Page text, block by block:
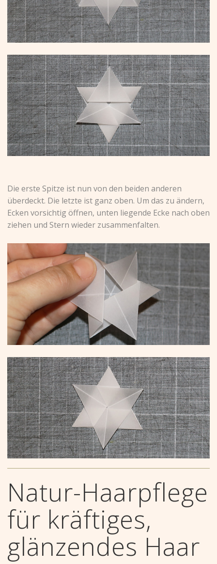
Die erste Spitze ist nun von den beiden anderen
überdeckt. Die letzte ist ganz oben. Um das zu ändern,
Ecken vorsichtig öffnen, unten liegende Ecke nach oben
ziehen und Stern wieder zusammenfalten.
Natur-Haarpflege
für kräftiges,
glänzendes Haar